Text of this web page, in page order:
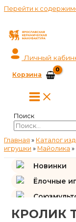
Перейти к
Личный
Корзина
Поиск
Главная » Каталог
игрушки » Майолика »
Новинки
Ёлочные
Подарки и
КРОЛИК